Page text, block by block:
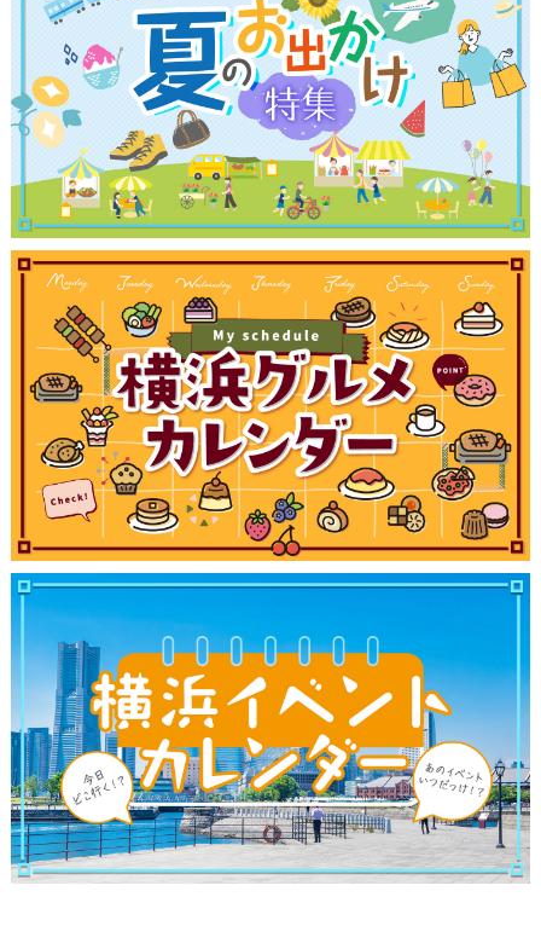
観光ガイド
ランキング
ブログ記事
サイトについて